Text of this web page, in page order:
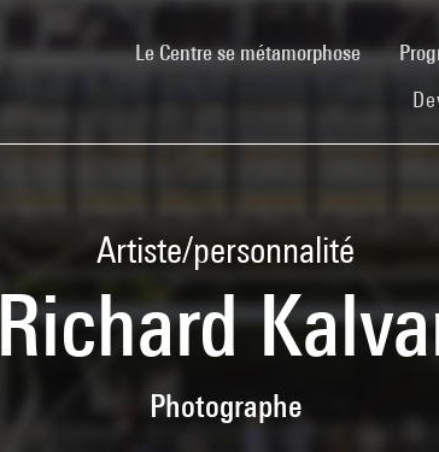
Le Centre se métamorphose(current)
Artiste/personnalité
Richard
Photographe